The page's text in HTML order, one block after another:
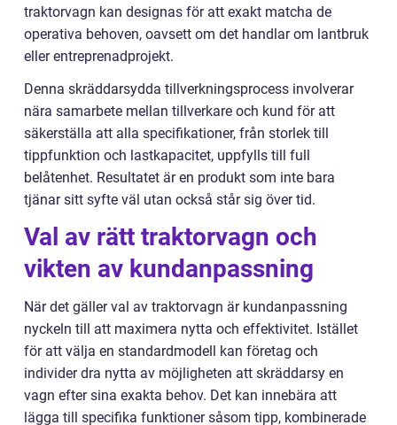
traktorvagn kan designas för att exakt matcha de
operativa behoven, oavsett om det handlar om lantbruk
eller entreprenadprojekt.
Denna skräddarsydda tillverkningsprocess involverar
nära samarbete mellan tillverkare och kund för att
säkerställa att alla specifikationer, från storlek till
tippfunktion och lastkapacitet, uppfylls till full
belåtenhet. Resultatet är en produkt som inte bara
tjänar sitt syfte väl utan också står sig över tid.
Val av rätt traktorvagn och
vikten av kundanpassning
När det gäller val av traktorvagn är kundanpassning
nyckeln till att maximera nytta och effektivitet. Istället
för att välja en standardmodell kan företag och
individer dra nytta av möjligheten att skräddarsy en
vagn efter sina exakta behov. Det kan innebära att
lägga till specifika funktioner såsom tipp, kombinerade